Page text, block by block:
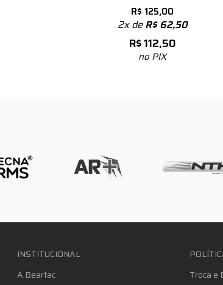
R$ 125,00
2x deR$62,50
R$112,50
no PIX
INSTITUCIONAL
A Beartac
Troca e